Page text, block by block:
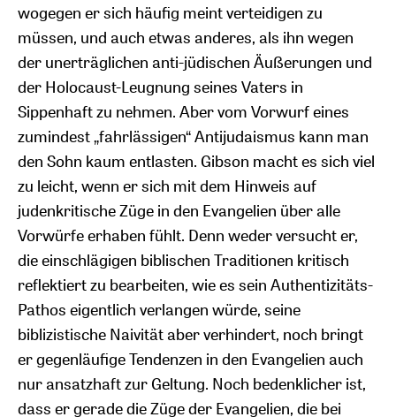
wogegen er sich häufig meint verteidigen zu
müssen, und auch etwas anderes, als ihn wegen
der unerträglichen anti-jüdischen Äußerungen und
der Holocaust-Leugnung seines Vaters in
Sippenhaft zu nehmen. Aber vom Vorwurf eines
zumindest „fahrlässigen“ Antijudaismus kann man
den Sohn kaum entlasten. Gibson macht es sich viel
zu leicht, wenn er sich mit dem Hinweis auf
judenkritische Züge in den Evangelien über alle
Vorwürfe erhaben fühlt. Denn weder versucht er,
die einschlägigen biblischen Traditionen kritisch
reflektiert zu bearbeiten, wie es sein Authentizitäts-
Pathos eigentlich verlangen würde, seine
biblizistische Naivität aber verhindert, noch bringt
er gegenläufige Tendenzen in den Evangelien auch
nur ansatzhaft zur Geltung. Noch bedenklicher ist,
dass er gerade die Züge der Evangelien, die bei